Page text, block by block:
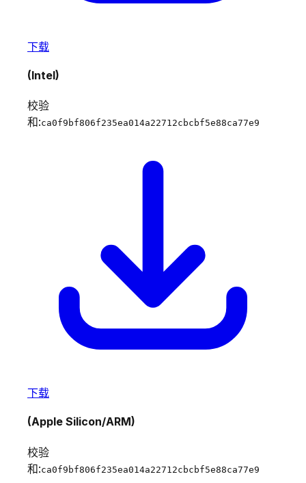
下载
(Intel)
校验
和:ca0f9bf806f235ea014a22712cbcbf5e88ca77e9
下载
(Apple Silicon/ARM)
校验
和:ca0f9bf806f235ea014a22712cbcbf5e88ca77e9